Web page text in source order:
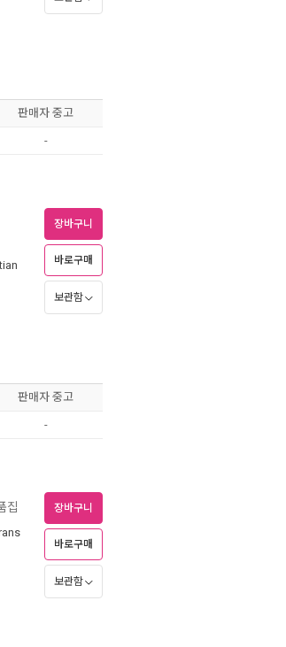
판매자 중고
-
장바구니
바로구매
보관함
판매자 중고
-
집 장바구니
바로구매
보관함